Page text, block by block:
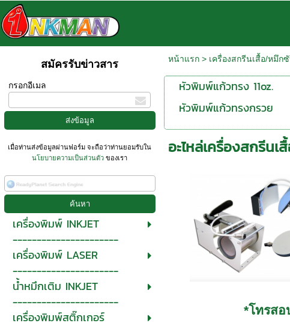
สมัครรับข่าวสาร
กรอกอีเมล
เมื่อท่านส่งข้อมูลผ่านฟอร์ม จะถือว่าท่านยอมรับใน
นโยบายความเป็นส่วนตัวของเรา
เครื่องพิมพ์ INKJET
----------------------
เครื่องพิมพ์ LASER
----------------------
น้ำหมึกเติม INKJET
----------------------
เครื่องพิมพ์สติ๊กเกอร์
หน้าแรก> เครื่องสกรีนเสื้อ/หมึก
หัวพิมพ์แก้วทรง 11oz.
หัวพิมพ์แก้วทรงกรวย
อะไหล่เครื่องสกรีนเ
*โทรส